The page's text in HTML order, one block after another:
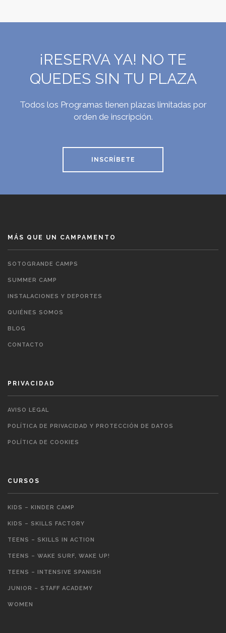
¡RESERVA YA! NO TE
QUEDES SIN TU PLAZA
Todos los Programas tienen plazas limitadas por
orden de inscripción.
INSCRÍBETE
MÁS QUE UN CAMPAMENTO
SOTOGRANDE CAMPS
SUMMER CAMP
INSTALACIONES Y DEPORTES
QUIÉNES SOMOS
BLOG
CONTACTO
PRIVACIDAD
AVISO LEGAL
POLÍTICA DE PRIVACIDAD Y PROTECCIÓN DE DATOS
POLÍTICA DE COOKIES
CURSOS
KIDS – KINDER CAMP
KIDS – SKILLS FACTORY
TEENS – SKILLS IN ACTION
TEENS – WAKE SURF, WAKE UP!
TEENS – INTENSIVE SPANISH
JUNIOR – STAFF ACADEMY
WOMEN